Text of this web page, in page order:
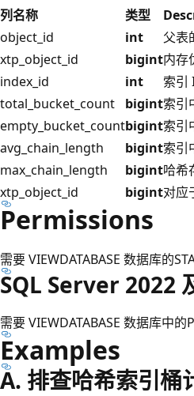
列名称
类型
object_id
int
父表
xtp_object_id
bigint内存
index_id
int
索引
total_bucket_count
bigint索引
empty_bucket_countbigint索引
avg_chain_length
bigint索引
max_chain_length
bigint哈希
xtp_object_id
bigint对应
Permissions
需要 VIEWDATABASE 数据库的
SQL Server 2022
需要 VIEWDATABASE 数据库中的
Examples
A. 排查哈希索引桶